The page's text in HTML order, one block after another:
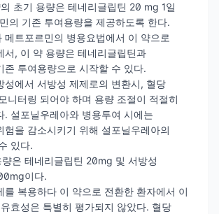
초기 용량은 테네리글립틴 20 mg 1일
의 기존 투여용량을 제공하도록 한다.
메트포르민의 병용요법에서 이 약으로
서, 이 약 용량은 테네리글립틴과
존 투여용량으로 시작할 수 있다.
성에서 서방성 제제로의 변환시, 혈당
니터링 되어야 하며 용량 조절이 적절히
. 설포닐우레아와 병용투여 시에는
험을 감소시키기 위해 설포닐우레아의
있다.
량은 테네리글립틴 20mg 및 서방성
이다.
를 복용하다 이 약으로 전환한 환자에서 이
효성은 특별히 평가되지 않았다. 혈당